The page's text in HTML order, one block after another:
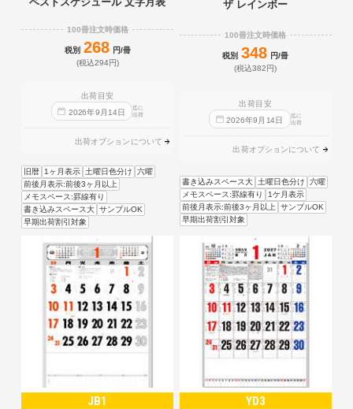
100冊注文時価格
税別 268 円/冊
(税込294円)
出荷目安
2026年9 月14日
迄に
出荷
出荷オプションについて
旧暦 1ヶ月表示 土曜日色分け
六曜
前後月表示:前後3ヶ月以上
メモスペース:罫線有り
書き込みスペース大 サンプルOK
早期出荷割引対象
ザ レインボー
100冊注文時価格
税別 348 円/冊
(税込382円)
出荷目安
2026年9 月 14日
迄に
出荷
出荷オプションについて
書き込みスペース大 土曜日色分け
六曜
メモスペース:罫線有り
1ケ月表示
前後月表示:前後3ヶ月以上
サンプルOK
早期出荷割引対象
JB1 YD3